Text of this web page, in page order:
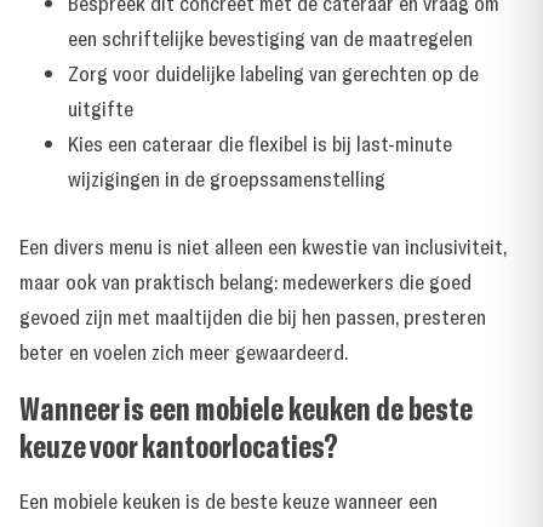
een schriftelijke bevestiging van de maatregelen
Zorg voor duidelijke labeling van gerechten op de
uitgifte
Kies een cateraar die flexibel is bij last-minute
wijzigingen in de groepssamenstelling
Een divers menu is niet alleen een kwestie van inclusiviteit,
maar ook van praktisch belang: medewerkers die goed
gevoed zijn met maaltijden die bij hen passen, presteren
beter en voelen zich meer gewaardeerd.
Wanneer is een mobiele keuken de beste
keuze voor kantoorlocaties?
Een mobiele keuken is de beste keuze wanneer een